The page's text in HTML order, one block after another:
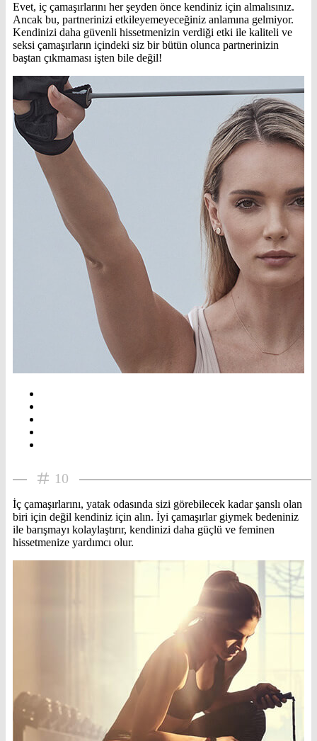
Evet, iç çamaşırlarını her şeyden önce kendiniz için almalısınız.
Ancak bu, partnerinizi etkileyemeyeceğiniz anlamına gelmiyor.
Kendinizi daha güvenli hissetmenizin verdiği etki ile kaliteli ve
seksi çamaşırların içindeki siz bir bütün olunca partnerinizin
baştan çıkmaması işten bile değil!
10
İç çamaşırlarını, yatak odasında sizi görebilecek kadar şanslı olan
biri için değil kendiniz için alın. İyi çamaşırlar giymek bedeniniz
ile barışmayı kolaylaştırır, kendinizi daha güçlü ve feminen
hissetmenize yardımcı olur.